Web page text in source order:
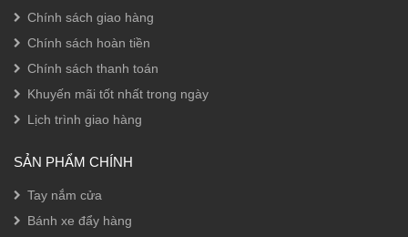
Chính sách giao hàng
Chính sách hoàn tiền
Chính sách thanh toán
Khuyến mãi tốt nhất trong ngày
Lịch trình giao hàng
SẢN PHẨM CHÍNH
Tay nắm cửa
Bánh xe đẩy hàng